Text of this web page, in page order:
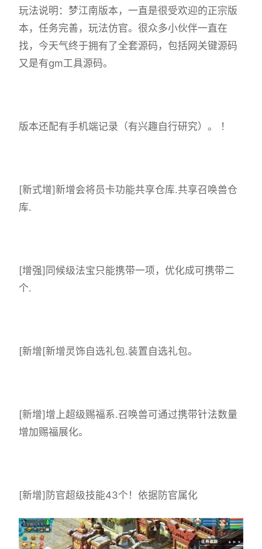
玩法说明：梦江南版本，一直是很受欢迎的正宗版
本，任务完善，玩法仿官。很众多小伙伴一直在
找，今天气终于拥有了全套源码，包括网关键源码
又是有gm工具源码。
版本还配有手机端记录（有兴趣自行研究）。 ！
[新式增]新增会将员卡功能共享仓库.共享召唤兽仓
库.
[增强]同候级法宝只能携带一项，优化成可携带二
个.
[新增[新增灵饰自选礼包.装置自选礼包。
[新增]增上超级赐福系.召唤兽可通过携带针法数量
增加赐福展化。
[新增]防官超级技能43个！依据防官属化